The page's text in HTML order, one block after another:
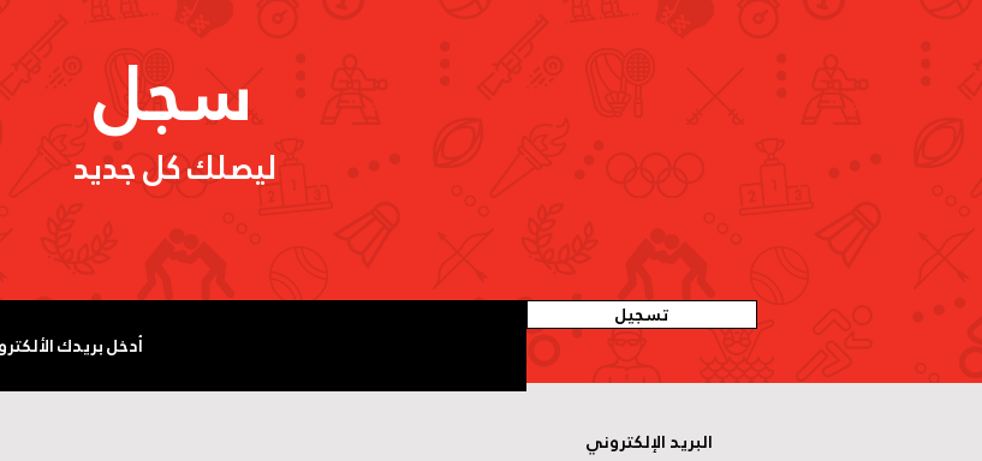
سجل
ليصلك كل جديد
تسجيل
البريد الإلكتروني